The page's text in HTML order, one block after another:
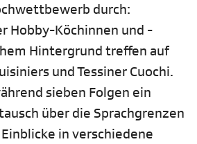
durch:
Hobby-Köchinnen und -
Hintergrund treffen auf
und Tessiner Cuochi.
sieben Folgen ein
über die Sprachgrenzen
in verschiedene